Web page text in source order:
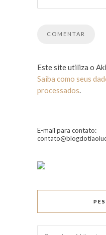
Este site utiliza o
Saiba como seus
processados.
E-mail para contato: